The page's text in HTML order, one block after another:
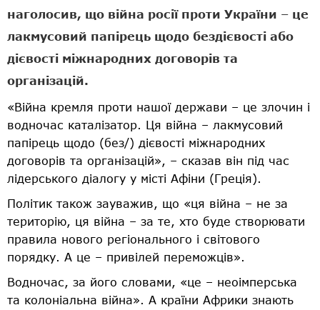
наголосив, що війна росії проти України – це
лакмусовий папірець щодо бездієвості або
дієвості міжнародних договорів та
організацій.
«Війна кремля проти нашої держави – це злочин і
водночас каталізатор. Ця війна – лакмусовий
папірець щодо (без/) дієвості міжнародних
договорів та організацій», – сказав він під час
лідерського діалогу у місті Афіни (Греція).
Політик також зауважив, що «ця війна – не за
територію, ця війна – за те, хто буде створювати
правила нового регіонального і світового
порядку. А це – привілей переможців».
Водночас, за його словами, «це – неоімперська
та колоніальна війна». А країни Африки знають